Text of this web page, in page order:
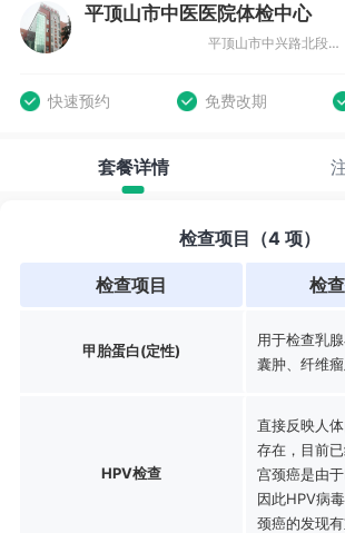
平顶山市中医医院体检中心
平顶山市中兴路北段西4号门诊楼三楼体检中心
快速预约 免费改期
套餐详情
检查项目（4 项）
检查项目 检
甲胎蛋白(定性)
用于检查乳
囊肿、纤维
HPV检查
直接反映人
存在，目前
宫颈癌是由
因此HPV病
颈癌的发现